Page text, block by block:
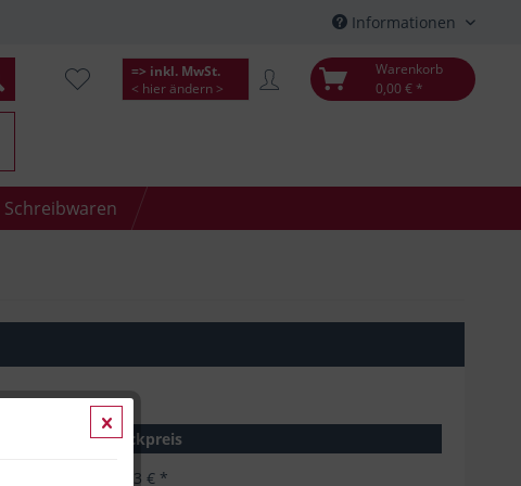
Informationen
=> inkl. MwSt.
< hier ändern >
Warenkorb
0,00 € *
Stückpreis
36,03 € *